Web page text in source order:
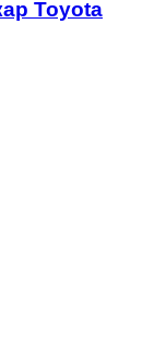
Toyota